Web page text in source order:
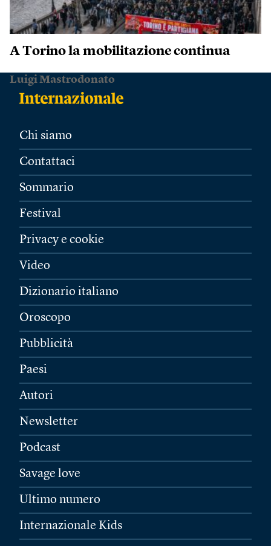
A Torino la mobilitazione continua
Luigi Mastrodonato
Chi siamo
Contattaci
Sommario
Festival
Privacy e cookie
Video
Dizionario italiano
Oroscopo
Pubblicità
Paesi
Autori
Newsletter
Podcast
Savage love
Ultimo numero
Internazionale Kids